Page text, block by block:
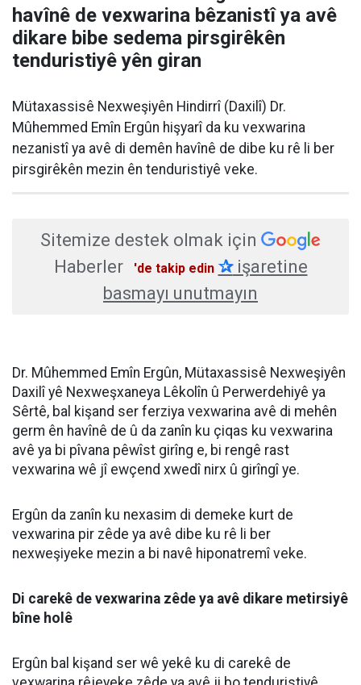
HABEREYORUM KAT
UYARI:Küfür, hakaret, rencide edici cümleler veya imalar, inançlara saldırı
onaylanmamaktadır.